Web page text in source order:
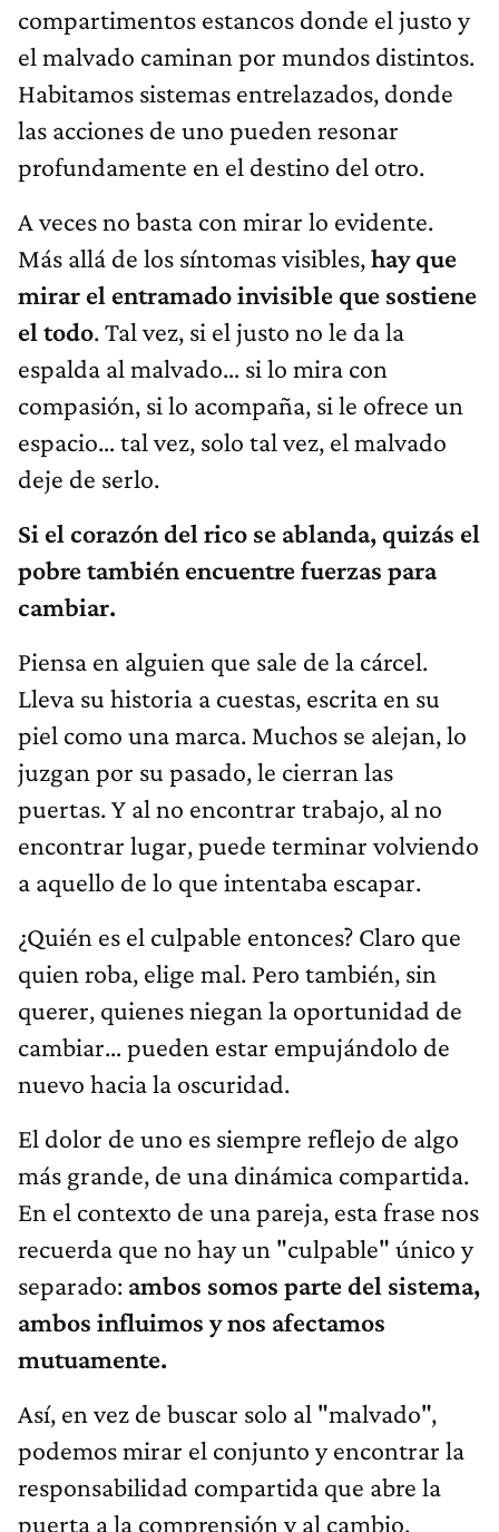
compartimentos estancos donde el justo y
el malvado caminan por mundos distintos.
Habitamos sistemas entrelazados, donde
las acciones de uno pueden resonar
profundamente en el destino del otro.
A veces no basta con mirar lo evidente.
Más allá de los síntomas visibles,hay que
mirar el entramado invisible que sostiene
el todo. Tal vez, si el justo no le da la
espalda al malvado… si lo mira con
compasión, si lo acompaña, si le ofrece un
espacio… tal vez, solo tal vez, el malvado
deje de serlo.
Si el corazón del rico se ablanda, quizás el
pobre también encuentre fuerzas para
cambiar.
Piensa en alguien que sale de la cárcel.
Lleva su historia a cuestas, escrita en su
piel como una marca. Muchos se alejan, lo
juzgan por su pasado, le cierran las
puertas. Y al no encontrar trabajo, al no
encontrar lugar, puede terminar volviendo
a aquello de lo que intentaba escapar.
¿Quién es el culpable entonces? Claro que
quien roba, elige mal. Pero también, sin
querer, quienes niegan la oportunidad de
cambiar… pueden estar empujándolo de
nuevo hacia la oscuridad.
El dolor de uno es siempre reflejo de algo
más grande, de una dinámica compartida.
En el contexto de una pareja, esta frase nos
recuerda que no hay un "culpable" único y
separado: ambos somos parte del sistema,
ambos influimos y nos afectamos
mutuamente.
Así, en vez de buscar solo al "malvado",
podemos mirar el conjunto y encontrar la
responsabilidad compartida que abre la
puerta a la comprensión y al cambio.